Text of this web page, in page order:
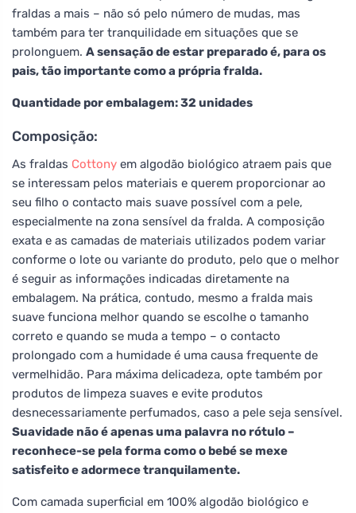
fraldas a mais – não só pelo número de mudas, mas
também para ter tranquilidade em situações que se
prolonguem. A sensação de estar preparado é, para os
pais, tão importante como a própria fralda.
Quantidade por embalagem: 32 unidades
Composição:
As fraldas Cottony em algodão biológico atraem pais que
se interessam pelos materiais e querem proporcionar ao
seu filho o contacto mais suave possível com a pele,
especialmente na zona sensível da fralda. A composição
exata e as camadas de materiais utilizados podem variar
conforme o lote ou variante do produto, pelo que o melhor
é seguir as informações indicadas diretamente na
embalagem. Na prática, contudo, mesmo a fralda mais
suave funciona melhor quando se escolhe o tamanho
correto e quando se muda a tempo – o contacto
prolongado com a humidade é uma causa frequente de
vermelhidão. Para máxima delicadeza, opte também por
produtos de limpeza suaves e evite produtos
desnecessariamente perfumados, caso a pele seja sensível.
Suavidade não é apenas uma palavra no rótulo –
reconhece-se pela forma como o bebé se mexe
satisfeito e adormece tranquilamente.
Com camada superficial em 100% algodão biológico e